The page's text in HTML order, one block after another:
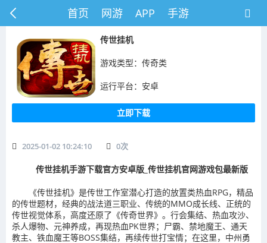
首页 网游 APP 手游
​传世挂机
游戏类型：传奇类
运行平台：安卓
立即下载
2025-01-02 10:24:10 0次
传世挂机手游下载官方安卓版_传世挂机官网游戏包最新版
《传世挂机》是传世工作室潜心打造的放置类热血RPG，精品
的传世题材，经典的战法道三职业、传统的MMO成长线、正统的
传世视觉体系，高度还原了《传奇世界》。行会集结、热血攻沙、
杀人爆物、元神养成，再现热血PK世界；尸霸、禁地魔王、通天
教主、铁血魔王等BOSS集结，再续传世打宝情；在这里，中州勇